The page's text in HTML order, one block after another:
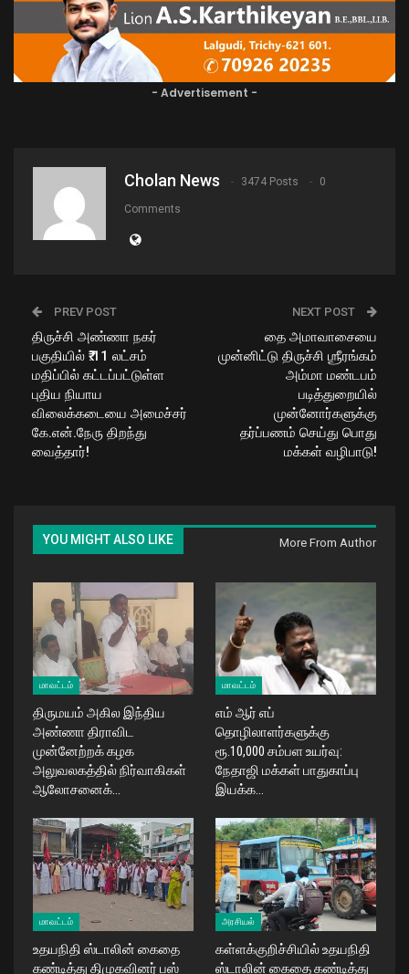
- Advertisement -
Cholan News 3474 Posts 0
Comments
PREV POST
திருச்சி அண்ணா நகர்
பகுதியில் ₹.11 லட்சம்
மதிப்பில் கட்டப்பட்டுள்ள
புதிய நியாய
விலைக்கடையை அமைச்சர்
கே.என்.நேரு திறந்து
வைத்தார்!
NEXT POST
தை அமாவாசையை
முன்னிட்டு திருச்சி ஶ்ரீரங்கம்
அம்மா மண்டபம்
படித்துறையில்
முன்னோர்களுக்கு
தர்ப்பணம் செய்து பொது
மக்கள் வழிபாடு!
YOU MIGHT ALSO LIKE More From Author
மாவட்டம்
திருமயம் அகில இந்திய
அண்ணா திராவிட
முன்னேற்றக் கழக
அலுவலகத்தில் நிர்வாகிகள்
ஆலோசனைக்…
மாவட்டம்
எம் ஆர் எப்
தொழிலாளர்களுக்கு
ரூ.10,000 சம்பள உயர்வு:
நேதாஜி மக்கள் பாதுகாப்பு
இயக்க…
மாவட்டம்
உதயநிதி ஸ்டாலின் கைதை
கண்டித்து திமுகவினர் பஸ்
அரசியல்
கள்ளக்குறிச்சியில் உதயநிதி
ஸ்டாலின் கைதை கண்டித்து